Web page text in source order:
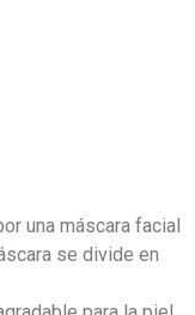
una máscara facial
se divide en